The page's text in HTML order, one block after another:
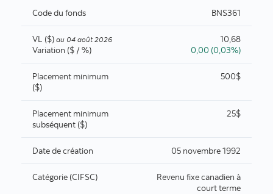
Code du fonds BNS361
VL ($) au 04 août 2026
Variation ($ / %)
10,68
0,00 (0,03%)
Placement minimum
($)
500$
Placement minimum
subséquent ($)
25$
Date de création 05 novembre 1992
Catégorie (CIFSC)
Revenu fixe canadien à
court terme